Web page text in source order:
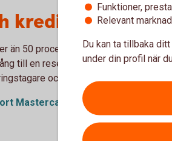
kreditkort
än 50 procent av din resa med betal-
till en reseförsäkring. Trygg-Hansa
och gruppföreträdare.
Mastercard Platinum – beställ
Funktioner,
Relevant
Du kan ta tillbaka
under din profil när